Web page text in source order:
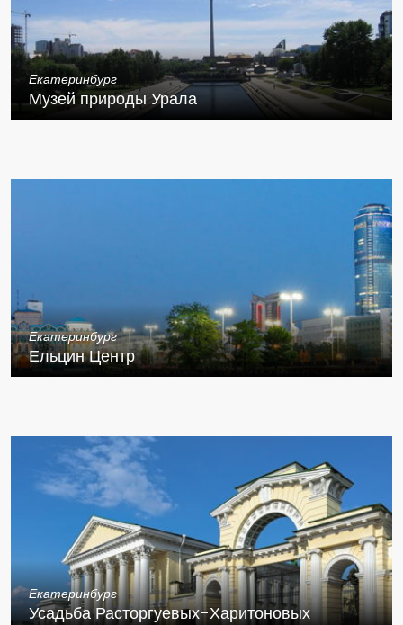
Екатеринбург
Музей природы Урала
Екатеринбург
Ельцин Центр
Екатеринбург
Усадьба Расторгуевых-Харитоновых